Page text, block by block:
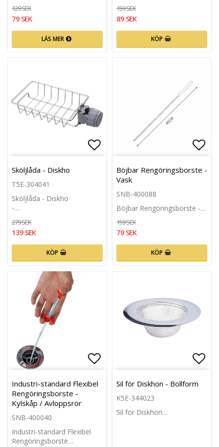
129 SEK
79 SEK
LÄS MER
159 SEK
89 SEK
KÖP
Lägg till i favoritlistan
Sköljlåda - Diskho
T5E-304041
Sköljlåda - Diskho
-…
279 SEK
139 SEK
KÖP
Böjbar Rengöringsborste -
Vask
SNB-400088
Böjbar Rengöringsborste -…
159 SEK
79 SEK
KÖP
Lägg till i favoritlistan
Industri-standard Flexibel
Rengöringsborste -
Kylskåp / Avloppsrör
SNB-400040
Industri-standard Flexibel
Rengöringsborste…
Sil för Diskhon - Bollform
K5E-344023
Sil för Diskhon…